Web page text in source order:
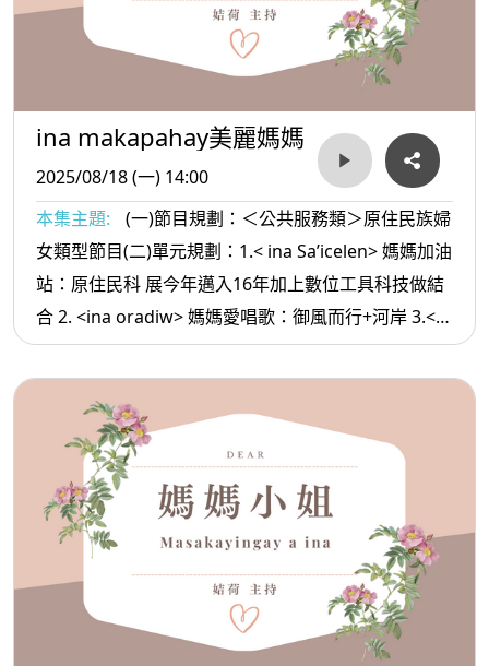
ina makapahay美麗媽媽
2025/08/18 (一) 14:00
本集主題:
(一)節目規劃：＜公共服務類＞原住民族婦
女類型節目(二)單元規劃：1.< ina Sa’icelen> 媽媽加油
站：原住民科 展今年邁入16年加上數位工具科技做結
合 2. <ina oradiw> 媽媽愛唱歌：御風而行+河岸 3.<
ina Masa’sa >媽媽放輕鬆:退休後心態